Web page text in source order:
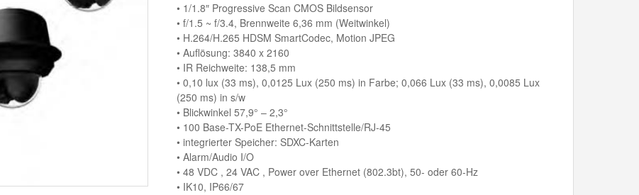
• 1/1.8″ Progressive Scan CMOS Bildsensor
• f/1.5 ~ f/3.4, Brennweite 6,36 mm (Weitwinkel)
• H.264/H.265 HDSM SmartCodec, Motion JPEG
• Auflösung: 3840 x 2160
• IR Reichweite: 138,5 mm
• 0,10 lux (33 ms), 0,0125 Lux (250 ms) in Farbe; 0,066 Lux (33 ms), 0,0085 Lux
(250 ms) in s/w
• Blickwinkel 57,9° – 2,3°
• 100 Base-TX-PoE Ethernet-Schnittstelle/RJ-45
• integrierter Speicher: SDXC-Karten
• Alarm/Audio I/O
• 48 VDC , 24 VAC , Power over Ethernet (802.3bt), 50- oder 60-Hz
• IK10, IP66/67